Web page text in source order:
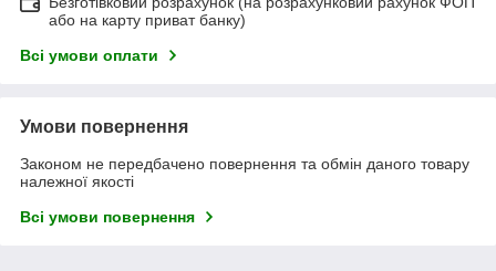
або на карту приват банку)
Всі умови оплати
Умови повернення
Законом не передбачено повернення та обмін даного товару
належної якості
Всі умови повернення